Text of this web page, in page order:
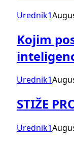
Urednik1
Kojim
Urednik1
STIŽE
Urednik1